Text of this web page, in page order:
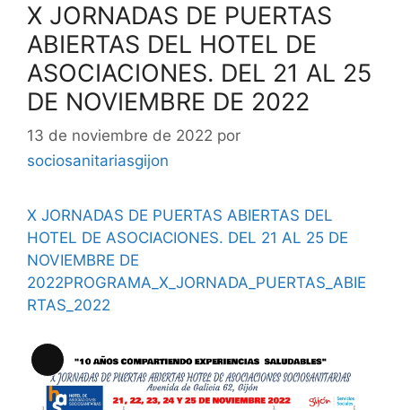
X JORNADAS DE PUERTAS
ABIERTAS DEL HOTEL DE
ASOCIACIONES. DEL 21 AL 25
DE NOVIEMBRE DE 2022
13 de noviembre de 2022 por
sociosanitariasgijon
X JORNADAS DE PUERTAS ABIERTAS DEL
HOTEL DE ASOCIACIONES. DEL 21 AL 25 DE
NOVIEMBRE DE
2022PROGRAMA_X_JORNADA_PUERTAS_ABIE
RTAS_2022
Larga
descripción